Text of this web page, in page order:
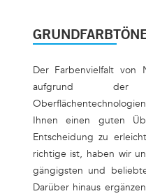
Der Farbenvielfalt von
aufgrund der
Ihnen einen guten
Entscheidung zu
richtige ist, haben wir
gängigsten und
Darüber hinaus